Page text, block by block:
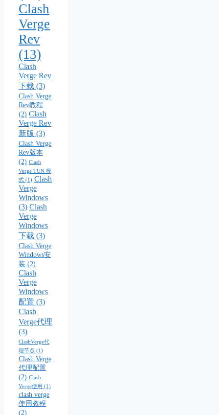
Clash
Verge
Rev
(13)
Clash
Verge Rev
下载 (3)
Clash Verge
Rev教程
(2) Clash
Verge Rev
新版 (3)
Clash Verge
Rev版本
(2) Clash
Verge TUN 模
式 (1) Clash
Verge
Windows
(3) Clash
Verge
Windows
下载 (3)
Clash Verge
Windows安
装 (2)
Clash
Verge
Windows
配置 (3)
Clash
Verge代理
(3)
ClashVerge代
理节点 (1)
Clash Verge
代理配置
(2) Clash
Verge使用 (1)
clash verge
使用教程
(2)